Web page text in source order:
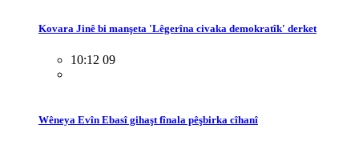
Kovara Jinê bi manşeta 'Lêgerîna civaka demokratîk' derket
10:12 09
Wêneya Evîn Ebasî gihaşt fînala pêşbirka cîhanî